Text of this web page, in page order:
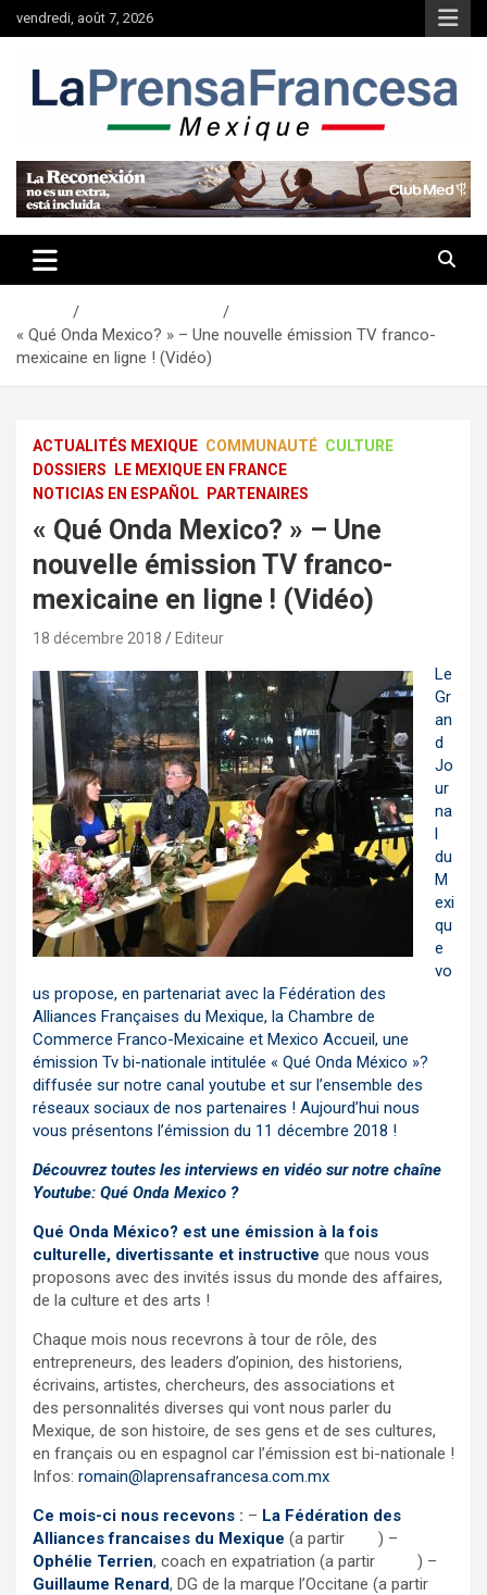
au
vendredi, août 7, 2026
« Qué Onda Mexico? » – Une nouvelle émission TV franco-
mexicaine en ligne ! (Vidéo)
ACTUALITÉS MEXIQUE COMMUNAUTÉ CULTURE
DOSSIERS
LE MEXIQUE EN FRANCE
NOTICIAS EN ESPAÑOL
PARTENAIRES
« Qué Onda Mexico? » – Une
nouvelle émission TV franco-
mexicaine en ligne ! (Vidéo)
18 décembre 2018 Editeur
Le
Gr
an
d
Jo
ur
na
l
du
M
exi
qu
e
vo
us propose, en partenariat avec la Fédération des
Alliances Françaises du Mexique, la Chambre de
Commerce Franco-Mexicaine et Mexico Accueil, une
émission Tv bi-nationale intitulée « Qué Onda México »?
diffusée sur notre canal youtube et sur l’ensemble des
réseaux sociaux de nos partenaires ! Aujourd’hui nous
vous présentons l’émission du 11 décembre 2018 !
Découvrez toutes les interviews en vidéo sur notre chaîne
Youtube: Qué Onda Mexico ?
Qué Onda México? est une émission à la fois
culturelle, divertissante et instructive que nous vous
proposons avec des invités issus du monde des affaires,
de la culture et des arts !
Chaque mois nous recevrons à tour de rôle, des
entrepreneurs, des leaders d’opinion, des historiens,
écrivains, artistes, chercheurs, des associations et
des personnalités diverses qui vont nous parler du
Mexique, de son histoire, de ses gens et de ses cultures,
en français ou en espagnol car l’émission est bi-nationale !
Infos: romain@laprensafrancesa.com.mx
Ce mois-ci nous recevons : – La Fédération des
Alliances francaises du Mexique (a partir
) –
Ophélie Terrien, coach en expatriation (a partir
) –
Guillaume Renard, DG de la marque l’Occitane (a partir